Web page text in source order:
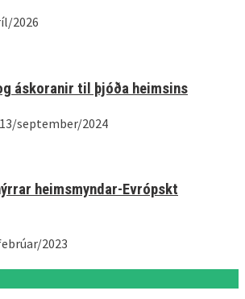
2026
áskoranir til þjóða heimsins
13/september/2024
heimsmyndar-Evrópskt
2023